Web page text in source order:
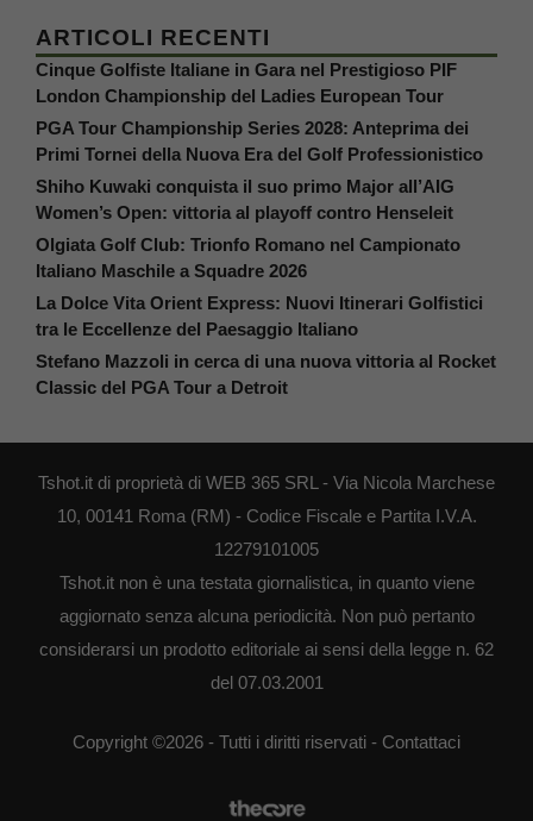
ARTICOLI RECENTI
Cinque Golfiste Italiane in Gara nel Prestigioso PIF
London Championship del Ladies European Tour
PGA Tour Championship Series 2028: Anteprima dei
Primi Tornei della Nuova Era del Golf Professionistico
Shiho Kuwaki conquista il suo primo Major all’AIG
Women’s Open: vittoria al playoff contro Henseleit
Olgiata Golf Club: Trionfo Romano nel Campionato
Italiano Maschile a Squadre 2026
La Dolce Vita Orient Express: Nuovi Itinerari Golfistici
tra le Eccellenze del Paesaggio Italiano
Stefano Mazzoli in cerca di una nuova vittoria al Rocket
Classic del PGA Tour a Detroit
Tshot.it di proprietà di WEB 365 SRL - Via Nicola Marchese
10, 00141 Roma (RM) - Codice Fiscale e Partita I.V.A.
12279101005
Tshot.it non è una testata giornalistica, in quanto viene
aggiornato senza alcuna periodicità. Non può pertanto
considerarsi un prodotto editoriale ai sensi della legge n. 62
del 07.03.2001
Copyright ©2026 - Tutti i diritti riservati - Contattaci